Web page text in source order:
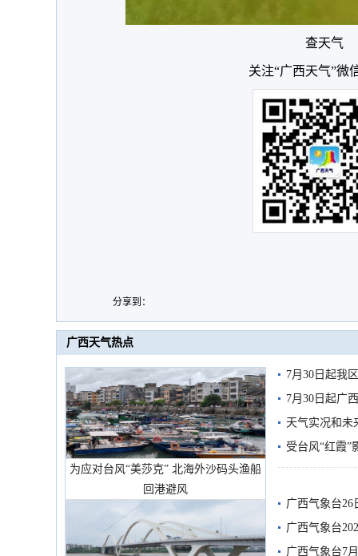
查天气
关注“广西天气”微
分享到：
广西天气热点
为应对台风“美莎克” 北海外沙码头渔船
回港避风
7月30日起我
7月30日起广
天气实况和未
受台风“红霞”
有较强降雨
广西气象台26
广西气象台
预警
广西气象台7